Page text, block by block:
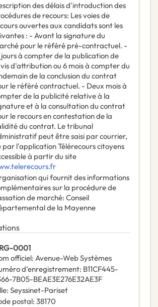
des délais d'introduction des
de recours: Les voies de
ouvertes aux candidats sont les
: - Avant la signature du
pour le référé pré-contractuel. -
jours à compter de la publication de
d'attribution ou 6 mois à compter du
de la conclusion du contrat
le référé contractuel. - Deux mois à
de la publicité relative à la
et à la consultation du contrat
le recours en contestation de la
du contrat. Le tribunal
peut être saisi par courrier,
par l'application Télérecours citoyens
à partir du site
qui fournit des informations
sur la procédure de
de marché: Conseil
de la Mayenne
0001
officiel: Avenue-Web Systèmes
d’enregistrement: B11CF445-
7B05-BEAE3E276E32AE3F
: Seyssinet-Pariset
postal: 38170